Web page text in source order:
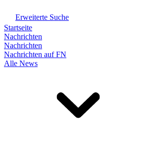
Erweiterte Suche
Startseite
Nachrichten
Nachrichten
Nachrichten auf FN
Alle News